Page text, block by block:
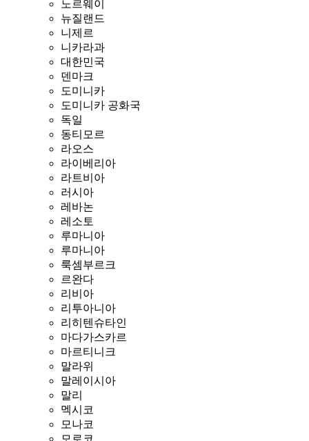
노르웨이
뉴질랜드
니제르
니카라과
대한민국
덴마크
도미니카
도미니카 공화국
독일
동티모르
라오스
라이베리아
라트비아
러시아
레바논
레소토
루마니아
루마니아
룩셈부르크
르완다
리비아
리투아니아
리히텐슈타인
마다가스카르
마르티니크
말라위
말레이시아
말리
멕시코
모나코
모로코